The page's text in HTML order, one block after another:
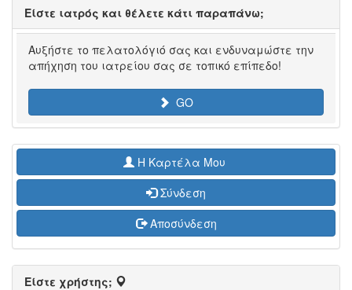
Είστε ιατρός και θέλετε κάτι παραπάνω;
Αυξήστε το πελατολόγιό σας και ενδυναμώστε την
απήχηση του ιατρείου σας σε τοπικό επίπεδο!
GO
H Καρτέλα Μου
Σύνδεση
Αποσύνδεση
Είστε χρήστης;